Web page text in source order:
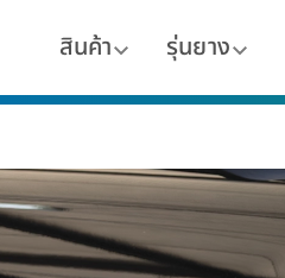
สินค้า รุ่นยาง